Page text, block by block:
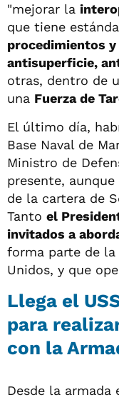
"mejorar la
que tiene
procedimientos
antisuperficie,
otras, dentro de
una Fuerza de
El último día,
Base Naval de
Ministro de
presente,
de la cartera de
Tanto el
invitados a
forma parte de
Unidos, y que
Llega el
para
con la
Desde la armada